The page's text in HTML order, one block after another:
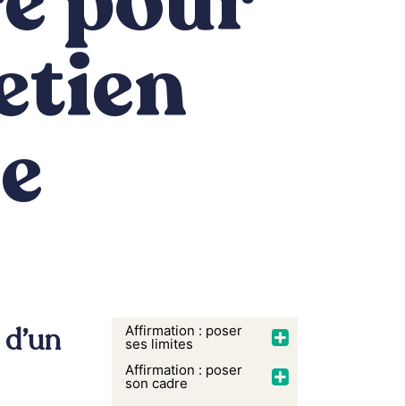
Affirmation : poser
ses limites
Affirmation : poser
son cadre